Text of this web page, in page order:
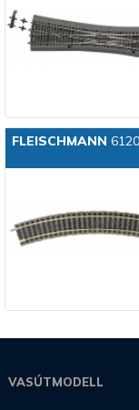
FLEISCHMANN
VASÚTMODELL